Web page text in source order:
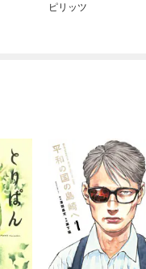
ピリッツ